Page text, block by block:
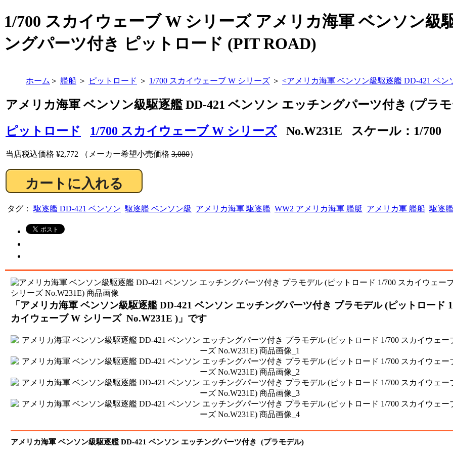
1/700 スカイウェーブ W シリーズ アメリカ海軍 ベンソン級
ングパーツ付き ピットロード (PIT ROAD)
ホーム ＞ 艦船 ＞ ピットロード ＞ 1/700 スカイウェーブ W シリーズ ＞ <アメリカ海軍 ベンソン級駆逐艦 DD-421 ベ
アメリカ海軍 ベンソン級駆逐艦 DD-421 ベンソン エッチングパーツ付き (プラ
ピットロード
1/700 スカイウェーブ W シリーズNo.W231E スケール：1/700
当店税込価格 ¥2,772 （メーカー希望小売価格 3,080）
タグ： 駆逐艦 DD-421 ベンソン 駆逐艦 ベンソン級 アメリカ海軍 駆逐艦 WW2 アメリカ海軍 艦艇 アメリカ軍 艦船 駆逐艦
「アメリカ海軍 ベンソン級駆逐艦 DD-421 ベンソン エッチングパーツ付き プラモデル (ピットロード
カイウェーブ W シリーズ No.W231E )」です
アメリカ海軍 ベンソン級駆逐艦 DD-421 ベンソン エッチングパーツ付き (プラモデル)